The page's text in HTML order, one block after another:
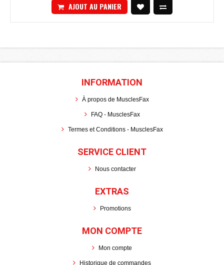
AJOUT AU PANIER
INFORMATION
À propos de MusclesFax
FAQ - MusclesFax
Termes et Conditions - MusclesFax
SERVICE CLIENT
Nous contacter
EXTRAS
Promotions
MON COMPTE
Mon compte
Historique de commandes